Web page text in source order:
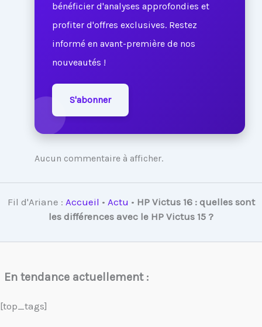
bénéficier d'analyses approfondies et
profiter d'offres exclusives. Restez
informé en avant-première de nos
nouveautés !
S'abonner
Aucun commentaire à afficher.
Fil d'Ariane : Accueil • Actu • HP Victus 16 : quelles sont
les différences avec le HP Victus 15 ?
En tendance actuellement :
[top_tags]